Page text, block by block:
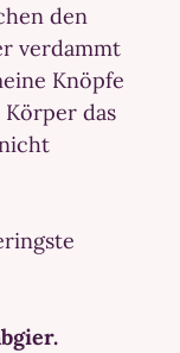
den
verdammt
Knöpfe
das